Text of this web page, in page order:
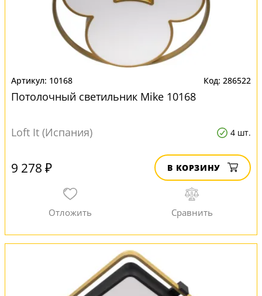
10168 286522
Потолочный светильник Mike 10168
Loft It (Испания) 4 шт.
9 278 ₽ В КОРЗИНУ